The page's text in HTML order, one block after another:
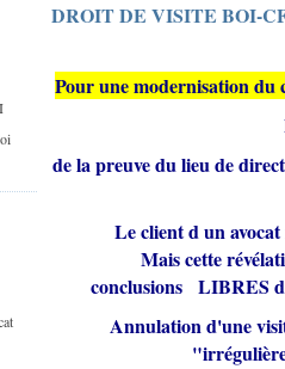
DROIT DE VISITE BOI-
Pour une modernisation du
de la preuve du lieu de
Le client d un avocat
Mais cette
conclusions LIBRES
Annulation d'une